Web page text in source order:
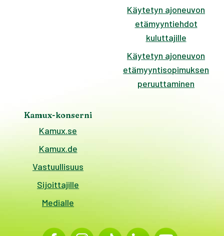
Käytetyn ajoneuvon
etämyyntiehdot
kuluttajille
Käytetyn ajoneuvon
etämyyntisopimuksen
peruuttaminen
Kamux-konserni
Kamux.se
Kamux.de
Vastuullisuus
Sijoittajille
Medialle